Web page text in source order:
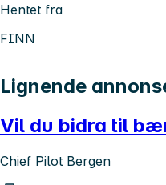
Hentet fra
FINN
Lignende
Vil du bidra til
Chief Pilot Bergen